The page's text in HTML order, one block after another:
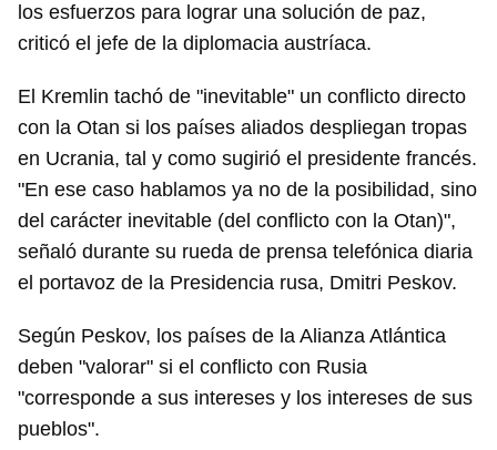
los esfuerzos para lograr una solución de paz,
criticó el jefe de la diplomacia austríaca.
El Kremlin tachó de "inevitable" un conflicto directo
con la Otan si los países aliados despliegan tropas
en Ucrania, tal y como sugirió el presidente francés.
"En ese caso hablamos ya no de la posibilidad, sino
del carácter inevitable (del conflicto con la Otan)",
señaló durante su rueda de prensa telefónica diaria
el portavoz de la Presidencia rusa, Dmitri Peskov.
Según Peskov, los países de la Alianza Atlántica
deben "valorar" si el conflicto con Rusia
"corresponde a sus intereses y los intereses de sus
pueblos".